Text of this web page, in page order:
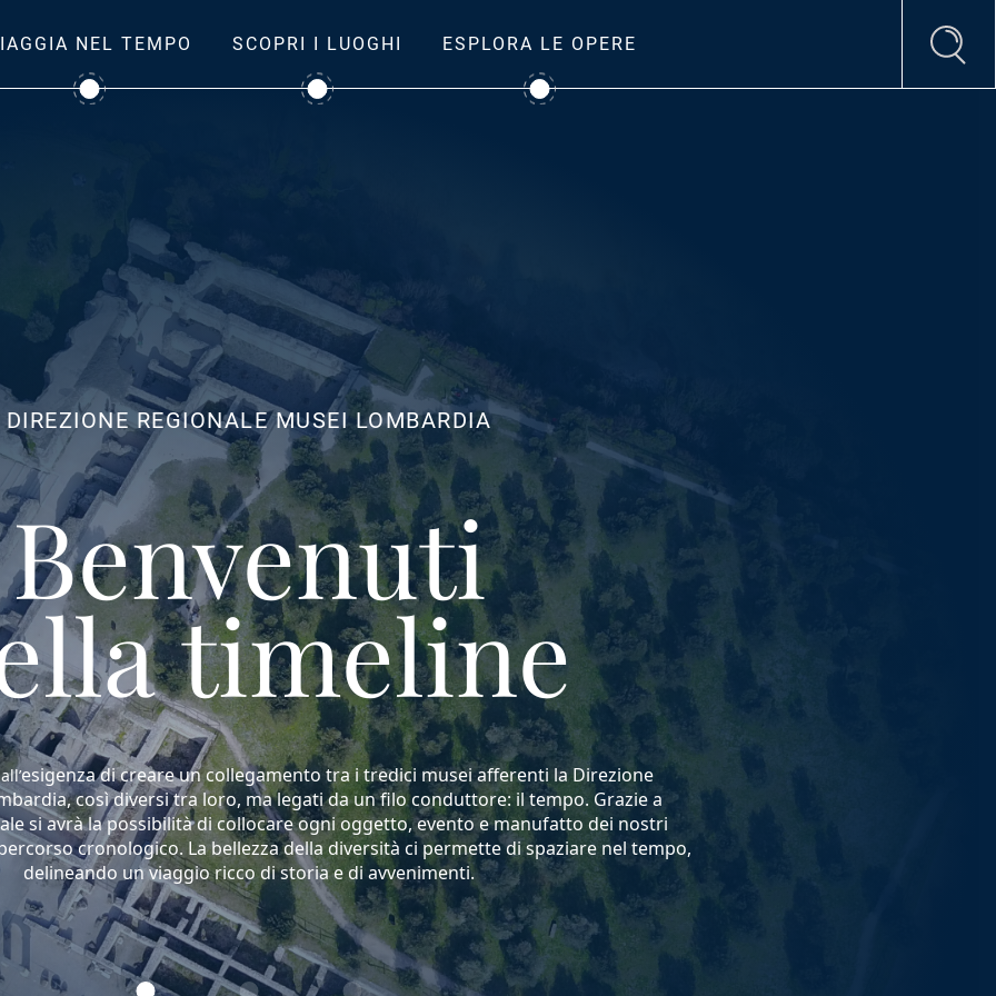
NEL TEMPO SCOPRI I LUOGHI ESPLORA LE OPERE
DIREZIONE REGIONALE MUSEI LOMBARDIA
Benvenuti
timeline
’esigenza di creare un collegamento tra i tredici musei afferenti la Direzione
così diversi tra loro, ma legati da un filo conduttore: il tempo. Grazie a
si avrà la possibilità di collocare ogni oggetto, evento e manufatto dei nostri
cronologico. La bellezza della diversità ci permette di spaziare nel tempo,
delineando un viaggio ricco di storia e di avvenimenti.